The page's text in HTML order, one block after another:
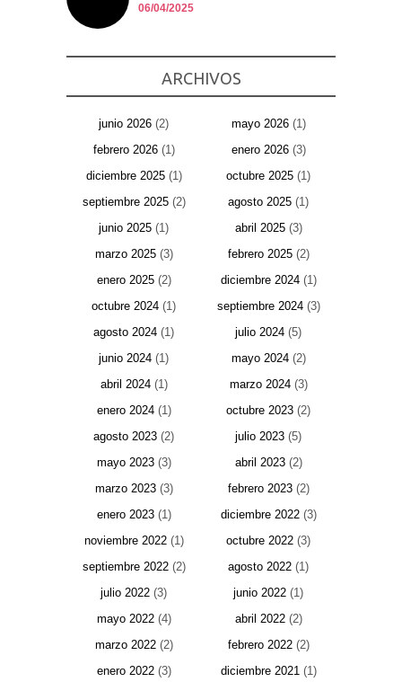
06/04/2025
ARCHIVOS
junio 2026 (2) mayo 2026(1)
febrero 2026(1) enero 2026(3)
diciembre 2025(1) octubre 2025 (1)
septiembre 2025(2) agosto 2025 (1)
junio 2025 (1) abril 2025(3)
marzo 2025(3) febrero 2025(2)
enero 2025(2) diciembre 2024(1)
octubre 2024 (1) septiembre 2024(3)
agosto 2024 (1) julio 2024 (5)
junio 2024 (1) mayo 2024(2)
abril 2024(1) marzo 2024(3)
enero 2024(1) octubre 2023 (2)
agosto 2023 (2) julio 2023 (5)
mayo 2023(3) abril 2023(2)
marzo 2023(3) febrero 2023(2)
enero 2023(1) diciembre 2022(3)
noviembre 2022(1) octubre 2022 (3)
septiembre 2022(2) agosto 2022 (1)
julio 2022 (3) junio 2022 (1)
mayo 2022(4) abril 2022(2)
marzo 2022(2) febrero 2022(2)
enero 2022(3) diciembre 2021(1)